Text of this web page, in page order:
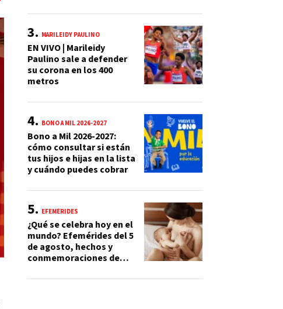
MARILEIDY PAULINO
EN VIVO | Marileidy
Paulino sale a defender
su corona en los 400
metros
BONO A MIL 2026-2027
Bono a Mil 2026-2027:
cómo consultar si están
tus hijos e hijas en la lista
y cuándo puedes cobrar
EFEMÉRIDES
¿Qué se celebra hoy en el
mundo? Efemérides del 5
de agosto, hechos y
conmemoraciones de